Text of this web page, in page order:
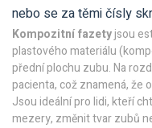
nebo se za těmi čísly
Kompozitní fazetyjsou
plastového materiálu
přední plochu zubu. Na
pacienta, což znamená, že
Jsou ideální pro lidi, kteří
mezery, změnit tvar zubů